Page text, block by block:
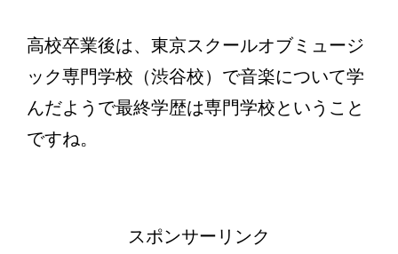
高校卒業後は、東京スクールオブミュージ
ック専門学校（渋谷校）で音楽について学
んだようで最終学歴は専門学校ということ
ですね。
スポンサーリンク